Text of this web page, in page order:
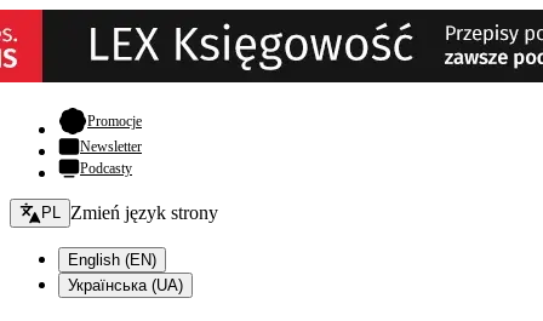
Promocje- otwiera się w nowej karcie
Newsletter
Podcasty
Zmień język - bieżący:
PL Zmień język strony
English (EN)
Українська (UA)